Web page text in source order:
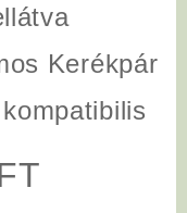
Kerékpár